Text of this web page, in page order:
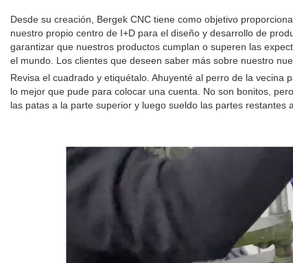
Desde su creación, Bergek CNC tiene como objetivo
nuestro propio centro de I+D para el diseño y desarrollo de
garantizar que nuestros productos cumplan o superen las
el mundo. Los clientes que deseen saber más sobre nuestro
Revisa el cuadrado y etiquétalo. Ahuyenté al perro de la
lo mejor que pude para colocar una cuenta. No son bonitos,
las patas a la parte superior y luego sueldo las partes restantes